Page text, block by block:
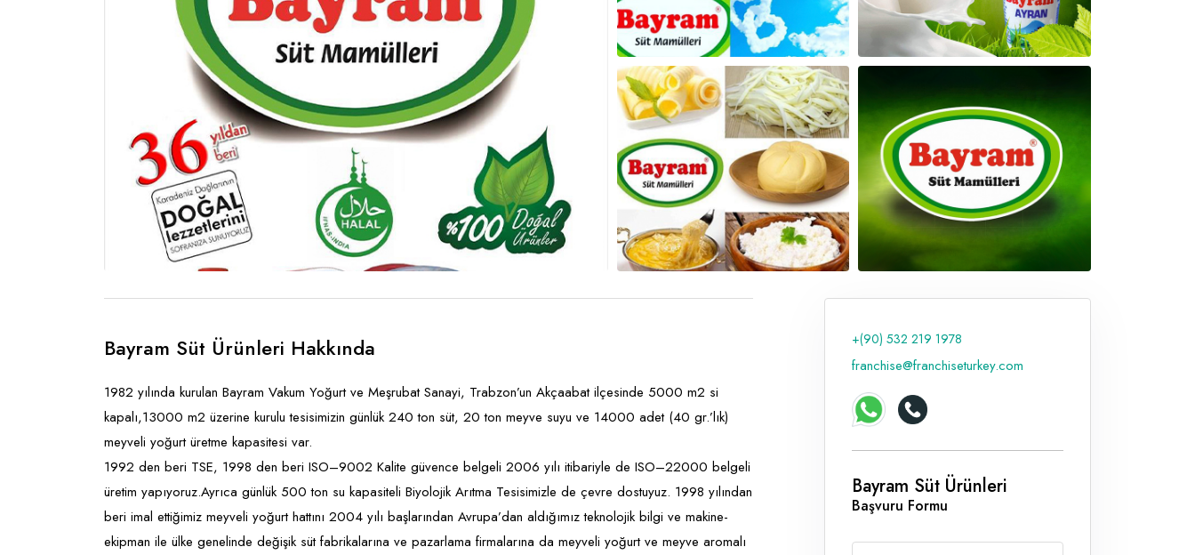
Bayram Süt Ürünleri Hakkında
1982 yılında kurulan Bayram Vakum Yoğurt ve Meşrubat Sanayi, Trabzon’un Akçaabat ilçesinde 5000 m2 si
kapalı,13000 m2 üzerine kurulu tesisimizin günlük 240 ton süt, 20 ton meyve suyu ve 14000 adet (40 gr.’lık)
meyveli yoğurt üretme kapasitesi var.
1992 den beri TSE, 1998 den beri ISO–9002 Kalite güvence belgeli 2006 yılı itibariyle de ISO–22000 belgeli
üretim yapıyoruz.Ayrıca günlük 500 ton su kapasiteli Biyolojik Arıtma Tesisimizle de çevre dostuyuz. 1998 yılından
beri imal ettiğimiz meyveli yoğurt hattını 2004 yılı başlarından Avrupa’dan aldığımız teknolojik bilgi ve makine-
ekipman ile ülke genelinde değişik süt fabrikalarına ve pazarlama firmalarına da meyveli yoğurt ve meyve aromalı
+(90) 532 219 1978
franchise@franchiseturkey.com
Bayram Süt Ürünleri
Başvuru Formu